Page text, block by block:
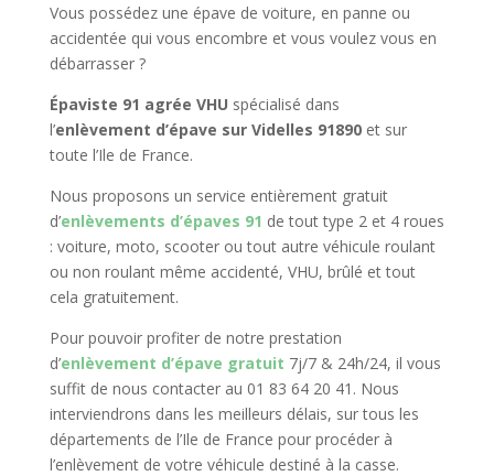
Vous possédez une épave de voiture, en panne ou
accidentée qui vous encombre et vous voulez vous en
débarrasser ?
Épaviste 91 agrée VHU spécialisé dans
l’enlèvement d’épave sur Videlles 91890et sur
toute l’Ile de France.
Nous proposons un service entièrement gratuit
d’enlèvements d’épaves 91 de tout type 2 et 4 roues
: voiture, moto, scooter ou tout autre véhicule roulant
ou non roulant même accidenté, VHU, brûlé et tout
cela gratuitement.
Pour pouvoir profiter de notre prestation
d’enlèvement d’épave gratuit 7j/7 & 24h/24, il vous
suffit de nous contacter au 01 83 64 20 41. Nous
interviendrons dans les meilleurs délais, sur tous les
départements de l’Ile de France pour procéder à
l’enlèvement de votre véhicule destiné à la casse.